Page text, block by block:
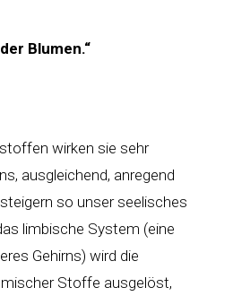
Blumen.“
wirken sie sehr
ausgleichend, anregend
so unser seelisches
limbische System (eine
Gehirns) wird die
Stoffe ausgelöst,